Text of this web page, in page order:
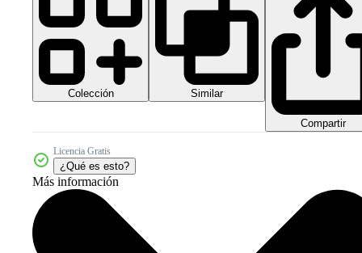
Colección Similar
Compartir
Licencia Gratis
¿Qué es esto?
Más información